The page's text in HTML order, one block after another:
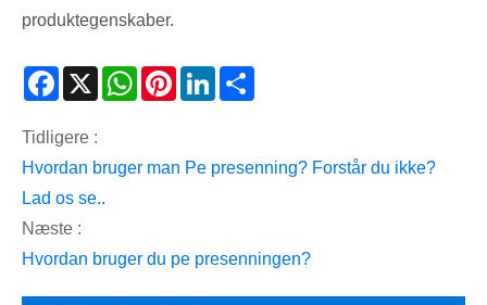
produktegenskaber.
Facebook
X WhatsAppPinterestLinkedIn
Tidligere :
Hvordan bruger man Pe presenning? Forstår du ikke?
Lad os se..
Næste :
Hvordan bruger du pe presenningen?